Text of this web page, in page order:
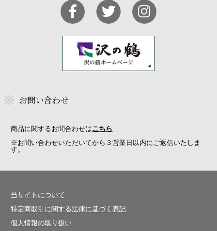
お問い合わせ
商品に関するお問合わせはこちら
※お問い合わせいただいてから３営業日以内にご返信いたしま
す。
当サイトについて
特定商取引に関する法律に基づく表記
個人情報の取り扱い